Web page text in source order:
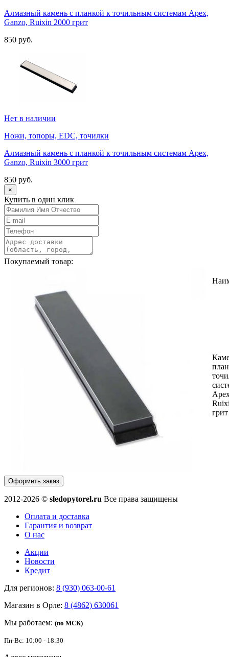
Алмазный камень с планкой к точильным системам Apex,
Ganzo, Ruixin 2000 грит
850 руб.
Нет в наличии
Ножи, топоры, EDC, точилки
Алмазный камень с планкой к точильным системам Apex,
Ganzo, Ruixin 3000 грит
850 руб.
×
Купить в один клик
Покупаемый товар:
грит
Оформить заказ
2012-2026 © sledopytorel.ru Все права защищены
Оплата и доставка
Гарантия и возврат
О нас
Акции
Новости
Кредит
Для регионов: 8 (930) 063-00-61
Магазин в Орле: 8 (4862) 630061
Мы работаем: (по МСК)
Пн-Вс: 10:00 - 18:30